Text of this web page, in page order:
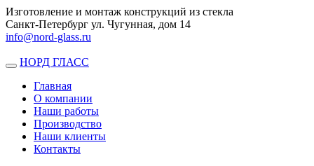
Изготовление и монтаж конструкций из стекла
Санкт-Петербург ул. Чугунная, дом 14
info@nord-glass.ru
Toggle
navigation
НОРД ГЛАСС
Главная
О компании
Наши работы
Производство
Наши клиенты
Контакты